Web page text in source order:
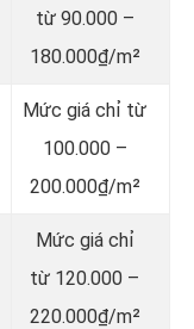
từ 90.000 –
180.000₫/m²
Mức giá chỉ từ
100.000 –
200.000₫/m²
Mức giá chỉ
từ 120.000 –
220.000₫/m²